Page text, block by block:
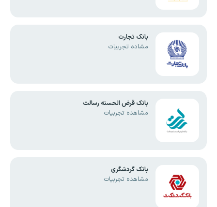
بانک تجارت
مشاده تجربیات
بانک قرض الحسنه رسالت
مشاهده تجربیات
بانک گردشگری
مشاهده تجربیات